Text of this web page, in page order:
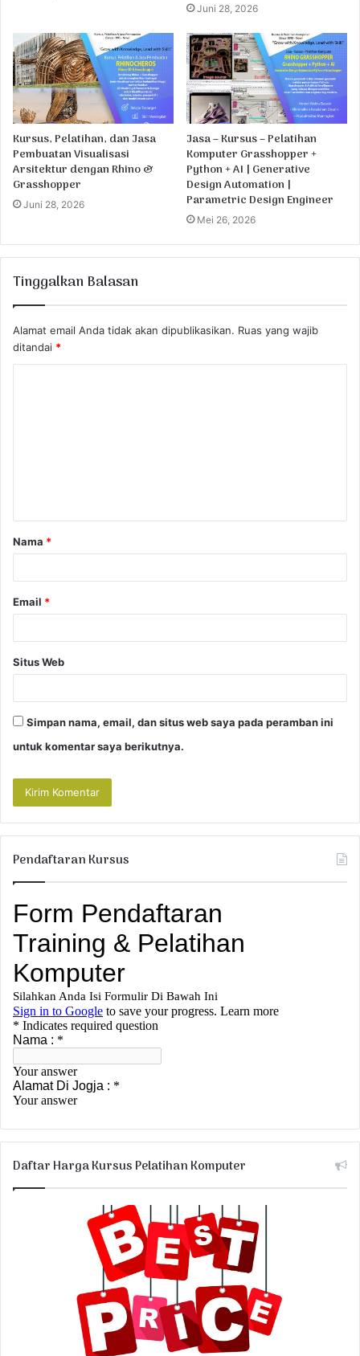
Juni 28, 2026
Kursus, Pelatihan, dan Jasa
Pembuatan Visualisasi
Arsitektur dengan Rhino &
Grasshopper
Juni 28, 2026
Jasa – Kursus – Pelatihan
Komputer Grasshopper +
Python + AI | Generative
Design Automation |
Parametric Design Engineer
Mei 26, 2026
Tinggalkan Balasan
Alamat email Anda tidak akan dipublikasikan. Ruas yang wajib
ditandai *
a
r
Nama *
Email *
Situs Web
Simpan nama, email, dan situs web saya pada peramban ini
untuk komentar saya berikutnya.
Pendaftaran Kursus
Daftar Harga Kursus Pelatihan Komputer